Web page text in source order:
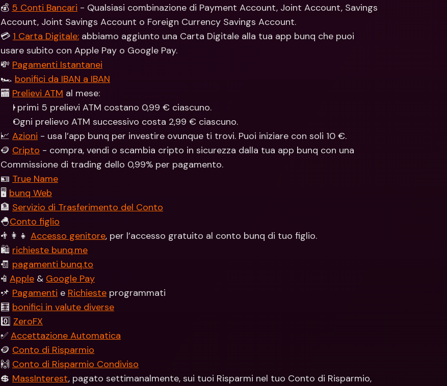
💰 5 Conti Bancari - Qualsiasi combinazione di Payment Account, Joint Account, Savings
Account, Joint Savings Account o Foreign Currency Savings Account.
💳 1 Carta Digitale: abbiamo aggiunto una Carta Digitale alla tua app bunq che puoi
usare subito con Apple Pay o Google Pay.
💸 Pagamenti Istantanei
🏎 bonifici da IBAN a IBAN
🏧 Prelievi ATM al mese:
I primi 5 prelievi ATM costano 0,99 € ciascuno.
Ogni prelievo ATM successivo costa 2,99 € ciascuno.
📈 Azioni - usa l’app bunq per investire ovunque ti trovi. Puoi iniziare con soli 10 €.
🪙 Cripto - compra, vendi o scambia cripto in sicurezza dalla tua app bunq con una
Commissione di trading dello 0,99% per pagamento.
🪪 True Name
🖥 bunq Web
🏦 Servizio di Trasferimento del Conto
🐣Conto figlio
👨‍👩‍👧 Accesso genitore, per l’accesso gratuito al conto bunq di tuo figlio.
🛍 richieste bunq.me
🧾 pagamenti bunq.to
📱 Apple & Google Pay
📌 Pagamenti e Richieste programmati
🧮 bonifici in valute diverse
0️⃣ ZeroFX
✅ Accettazione Automatica
🪙 Conto di Risparmio
🙌 Conto di Risparmio Condiviso
💲 MassInterest, pagato settimanalmente, sui tuoi Risparmi nel tuo Conto di Risparmio,